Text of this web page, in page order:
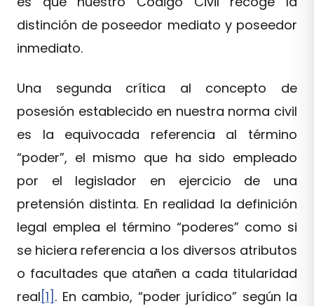
distinción de poseedor mediato y poseedor
inmediato.
Una segunda crítica al concepto de
posesión establecido en nuestra norma civil
es la equivocada referencia al término
“poder”, el mismo que ha sido empleado
por el legislador en ejercicio de una
pretensión distinta. En realidad la definición
legal emplea el término “poderes” como si
se hiciera referencia a los diversos atributos
o facultades que atañen a cada titularidad
real [1] . En cambio, “poder jurídico” según la